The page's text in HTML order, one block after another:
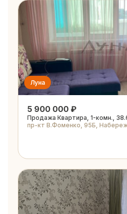
Луна
5 900 000 ₽
Продажа Квартира, 1-комн.,
пр-кт В.Фоменко, 95Б,